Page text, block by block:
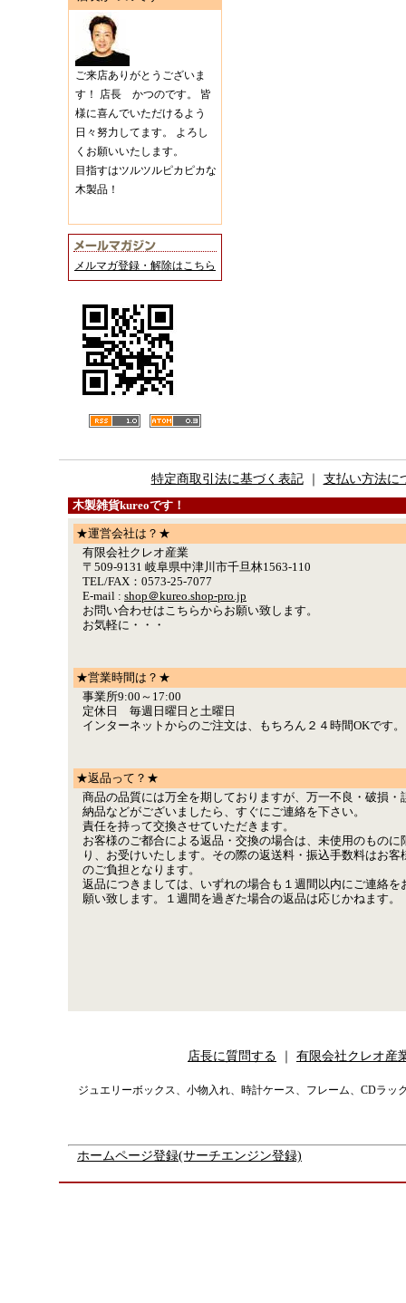
ご来店ありがとうございま
す！ 店長 かつのです。 皆
様に喜んでいただけるよう
日々努力してます。 よろし
くお願いいたします。
目指すはツルツルピカピカな
木製品！
メルマガ登録・解除はこちら
特定商取引法に基づく表記｜ 支払い方法に
木製雑貨kureoです！
★運営会社は？★
有限会社クレオ産業
〒509-9131 岐阜県中津川市千旦林1563-110
TEL/FAX：0573-25-7077
E-mail : shop＠kureo.shop-pro.jp
お問い合わせはこちらからお願い致します。
お気軽に・・・
★営業時間は？★
事業所9:00～17:00
定休日 毎週日曜日と土曜日
インターネットからのご注文は、もちろん２４時間OKです。
★返品って？★
商品の品質には万全を期しておりますが、万一不良・破損・
納品などがございましたら、すぐにご連絡を下さい。
責任を持って交換させていただきます。
お客様のご都合による返品・交換の場合は、未使用のものに
り、お受けいたします。その際の返送料・振込手数料はお客
のご負担となります。
返品につきましては、いずれの場合も１週間以内にご連絡を
願い致します。１週間を過ぎた場合の返品は応じかねます。
店長に質問する 有限会社クレオ産
ジュエリーボックス、小物入れ、時計ケース、フレーム、CDラ
ホームページ登録(サーチエンジン登録)